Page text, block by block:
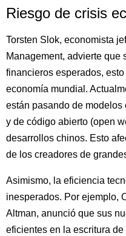
Riesgo de crisis
Torsten Slok, economista
Management, advierte que
financieros esperados,
economía mundial.
están pasando de
y de código abierto (open
desarrollos chinos. Esto
de los creadores de
Asimismo, la eficiencia
inesperados. Por ejemplo,
Altman, anunció que sus
eficientes en la escritura